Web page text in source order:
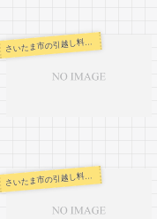
さいたま市の引越し料金・代金相場・見積り情報
さいたま市の引越し料金・代金相場・見積り情報